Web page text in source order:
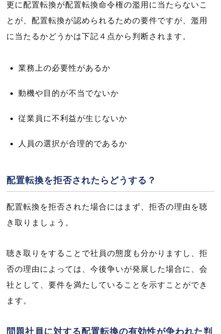
更に配置転換が配置転換命令権の濫用に当たらないこ
とが、配置転換が認められるための要件ですが、濫用
に当たるかどうかは下記４点から判断されます。
業務上の必要性があるか
動機や目的が不当でないか
従業員に不利益が生じないか
人員の選択が合理的であるか
配置転換を拒否されたらどうする？
配置転換を拒否された場合にはまず、拒否の理由を聴
き取りましょう。
聴き取りをすることで社員の態度も分かりますし、拒
否の理由によっては、今後争いが発展した場合に、会
社として、要件を満たしていることを示すことができ
ます。
問題社員に対する配置転換の有効性が争われた判